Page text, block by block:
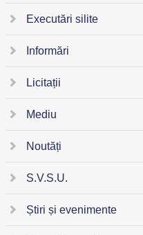
Executări silite
Informări
Licitații
Mediu
Noutăți
S.V.S.U.
Știri și evenimente